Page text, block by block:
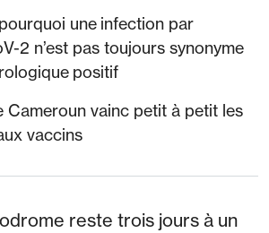
une infection par
2 n’est pas toujours synonyme
positif
Cameroun vainc petit à petit les
vaccins
reste trois jours à un